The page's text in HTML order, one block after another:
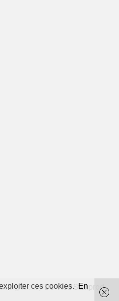
by De Visu Stanprod
ces cookies. En